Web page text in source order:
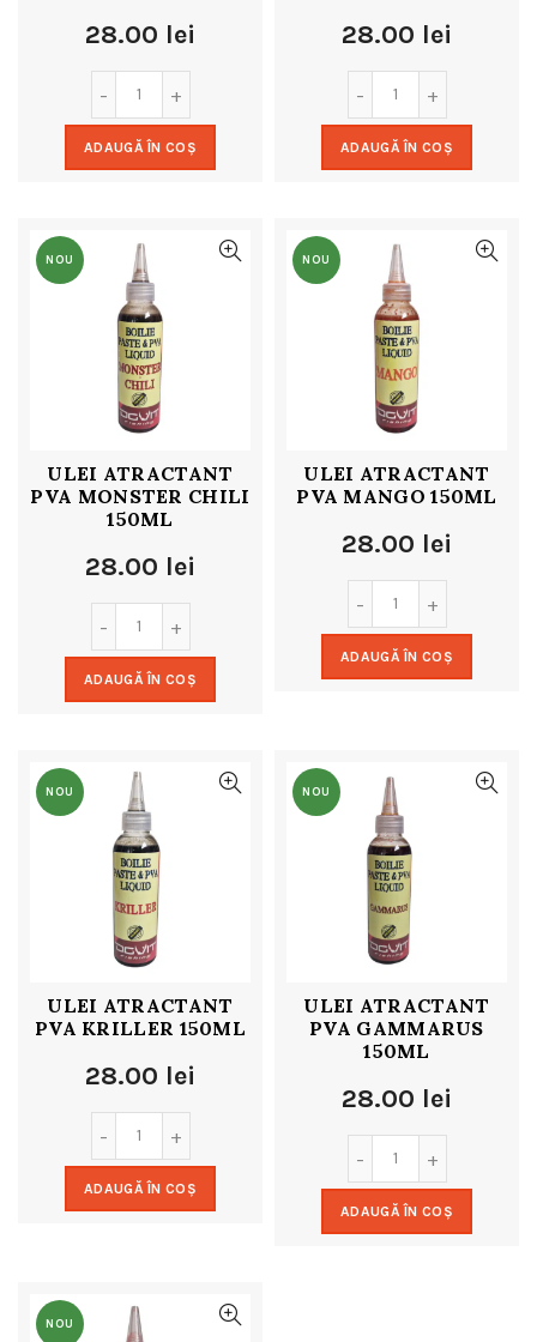
28.00 lei
ADAUGĂ ÎN COȘ
28.00 lei
ADAUGĂ ÎN COȘ
NOU
ULEI ATRACTANT
PVA MONSTER CHILI
150ML
28.00 lei
ADAUGĂ ÎN COȘ
NOU
ULEI ATRACTANT
PVA MANGO 150ML
28.00 lei
ADAUGĂ ÎN COȘ
NOU
ULEI ATRACTANT
PVA KRILLER 150ML
28.00 lei
ADAUGĂ ÎN COȘ
NOU
ULEI ATRACTANT
PVA GAMMARUS
150ML
28.00 lei
ADAUGĂ ÎN COȘ
NOU